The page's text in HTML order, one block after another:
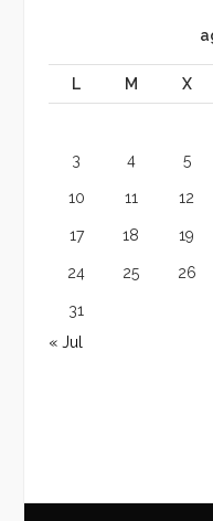
L M X
3 4 5
10 11 12
17 18 19
24 25 26
31
« Jul